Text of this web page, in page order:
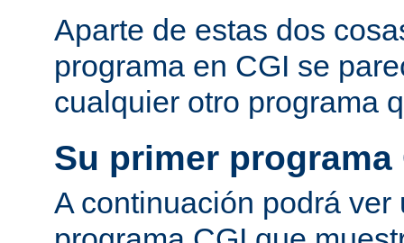
Aparte de estas dos
programa en CGI se
cualquier otro programa
Su primer programa
A continuación podrá ver